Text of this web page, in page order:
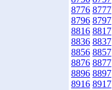
8776 8777
8796 8797
8816 8817
8836 8837
8856 8857
8876 8877
8896 8897
8916 8917